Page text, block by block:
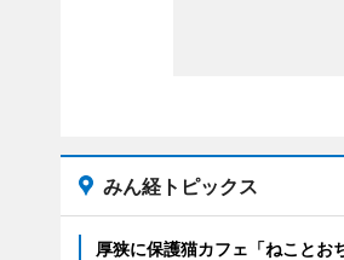
みん経トピックス
厚狭に保護猫カフェ「ねことお